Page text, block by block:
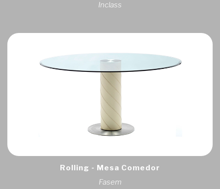
Inclass
Rolling - Mesa Comedor
Fasem